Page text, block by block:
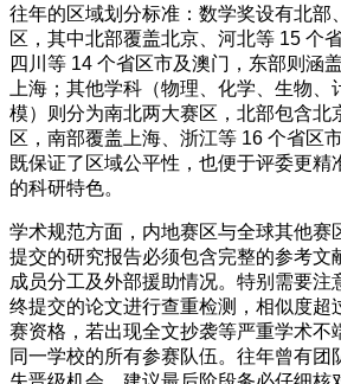
往年的区域划分标准：数学奖设有北部
区，其中北部覆盖北京、河北等 15 个
四川等 14 个省区市及澳门，东部则涵
上海；其他学科（物理、化学、生物
模）则分为南北两大赛区，北部包含北
区，南部覆盖上海、浙江等 16 个省区
既保证了区域公平性，也便于评委更精
的科研特色。
学术规范方面，内地赛区与全球其他赛
提交的研究报告必须包含完整的参考文
成员分工及外部援助情况。特别需要注
终提交的论文进行查重检测，相似度超
赛资格，若出现全文抄袭等严重学术不
同一学校的所有参赛队伍。往年曾有团